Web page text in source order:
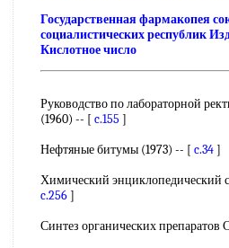
Государственная фармакопея
социалистических республик
Кислотное число
Руководство по лабораторной
(1960) -- [ c.155 ]
Нефтяные битумы (1973) -- [ c.34]
Химический энциклопедический
c.256]
Синтез органических препаратов